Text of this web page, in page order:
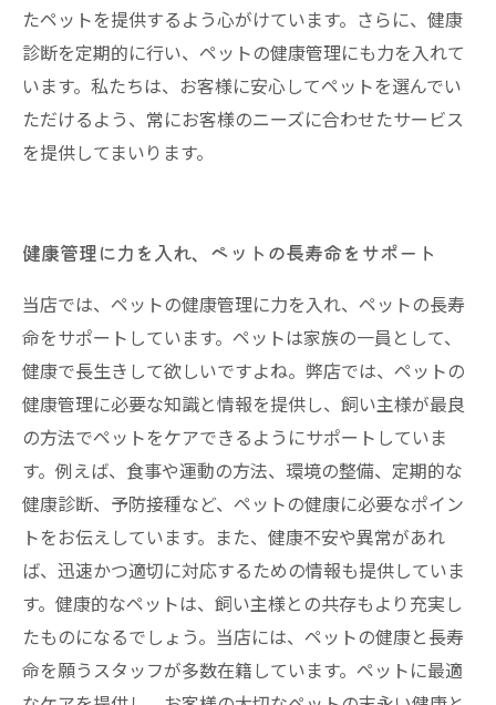
たペットを提供するよう心がけています。さらに、健康
診断を定期的に行い、ペットの健康管理にも力を入れて
います。私たちは、お客様に安心してペットを選んでい
ただけるよう、常にお客様のニーズに合わせたサービス
を提供してまいります。
健康管理に力を入れ、ペットの長寿命をサポート
当店では、ペットの健康管理に力を入れ、ペットの長寿
命をサポートしています。ペットは家族の一員として、
健康で長生きして欲しいですよね。弊店では、ペットの
健康管理に必要な知識と情報を提供し、飼い主様が最良
の方法でペットをケアできるようにサポートしていま
す。例えば、食事や運動の方法、環境の整備、定期的な
健康診断、予防接種など、ペットの健康に必要なポイン
トをお伝えしています。また、健康不安や異常があれ
ば、迅速かつ適切に対応するための情報も提供していま
す。健康的なペットは、飼い主様との共存もより充実し
たものになるでしょう。当店には、ペットの健康と長寿
命を願うスタッフが多数在籍しています。ペットに最適